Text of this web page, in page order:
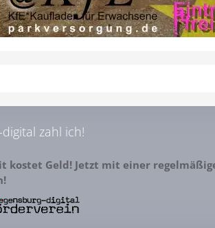
zahl ich!
kostet Geld! Jetzt mit einer